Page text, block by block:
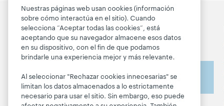
Hablemos de los
próximos pasos para su
biblioteca
Comuníquese con
nosotros
Nuestras páginas web usan cookies (información
sobre cómo interactúa en el sitio). Cuando
selecciona “Aceptar todas las cookies”, está
aceptando que su navegador almacene esos datos
en su dispositivo, con el fin de que podamos
brindarle una experiencia mejor y más relevante.
Al seleccionar "Rechazar cookies innecesarias" se
limitan los datos almacenados a lo estrictamente
necesario para usar el sitio. Sin embargo, eso puede